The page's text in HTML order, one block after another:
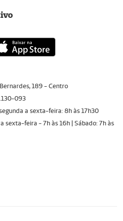
189 - Centro
093
a sexta-feira: 8h às 17h30
sexta-feira - 7h às 16h | Sábado: 7h às